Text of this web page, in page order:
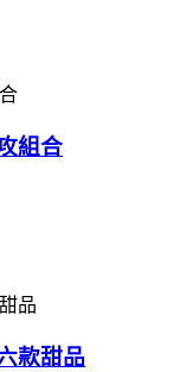
組合
款甜品